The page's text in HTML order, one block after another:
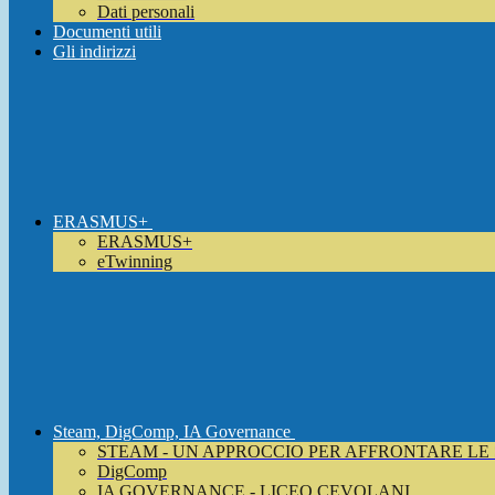
Dati personali
Documenti utili
Gli indirizzi
ERASMUS+
ERASMUS+
eTwinning
Steam, DigComp, IA Governance
STEAM - UN APPROCCIO PER AFFRONTARE
DigComp